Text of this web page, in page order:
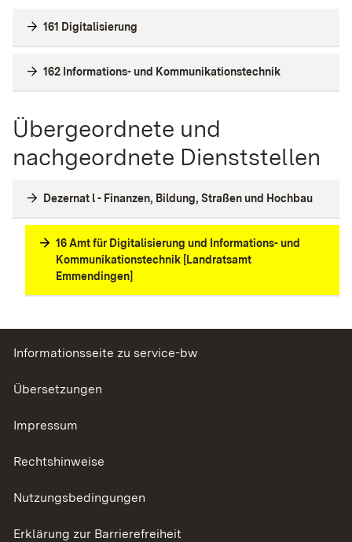
161 Digitalisierung
162 Informations- und Kommunikationstechnik
Übergeordnete und
nachgeordnete Dienststellen
Dezernat l - Finanzen, Bildung, Straßen und Hochbau
16 Amt für Digitalisierung und Informations- und
Kommunikationstechnik [Landratsamt
Emmendingen]
Informationsseite zu service-bw
Übersetzungen
Impressum
Rechtshinweise
Nutzungsbedingungen
Erklärung zur Barrierefreiheit